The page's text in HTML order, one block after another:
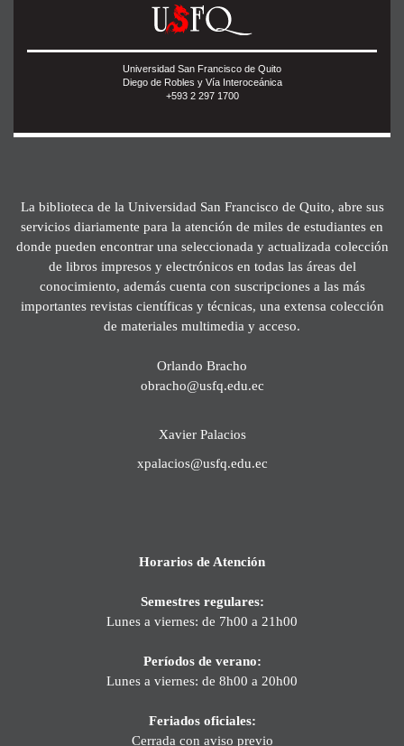
Universidad San Francisco de Quito
Diego de Robles y Vía Interoceánica
+593 2 297 1700
La biblioteca de la Universidad San Francisco de Quito, abre sus
servicios diariamente para la atención de miles de estudiantes en
donde pueden encontrar una seleccionada y actualizada colección
de libros impresos y electrónicos en todas las áreas del
conocimiento, además cuenta con suscripciones a las más
importantes revistas científicas y técnicas, una extensa colección
de materiales multimedia y acceso.
Orlando Bracho
obracho@usfq.edu.ec
Xavier Palacios
xpalacios@usfq.edu.ec
Horarios de Atención
Semestres regulares:
Lunes a viernes: de 7h00 a 21h00
Períodos de verano:
Lunes a viernes: de 8h00 a 20h00
Feriados oficiales:
Cerrada con aviso previo